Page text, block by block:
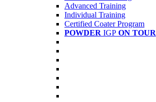
Advanced Training
Individual Training
Certified Coater Program
POWDER IGP ON TOUR